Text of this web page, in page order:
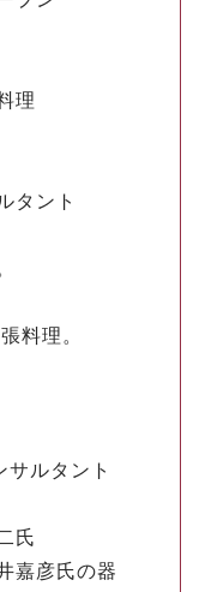
理
タント
料理。
ルタント
氏
嘉彦氏の器